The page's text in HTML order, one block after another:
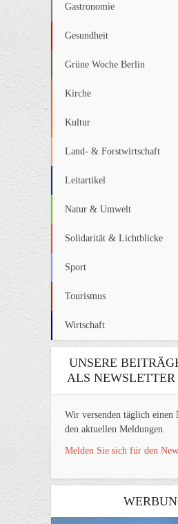
Gastronomie
Gesundheit
Grüne Woche Berlin
Kirche
Kultur
Land- & Forstwirtschaft
Leitartikel
Natur & Umwelt
Solidarität & Lichtblicke
Sport
Tourismus
Wirtschaft
UNSERE
ALS
Wir versenden täglich einen
den aktuellen Meldungen.
Melden Sie sich für den